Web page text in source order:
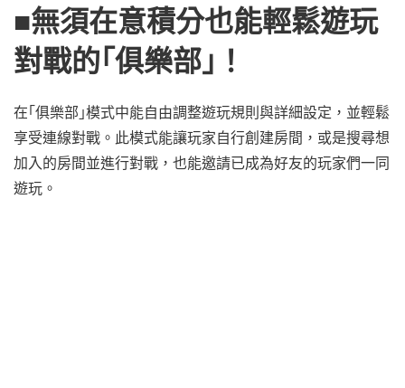
■無須在意積分也能輕鬆遊玩
對戰的｢俱樂部｣！
在｢俱樂部｣模式中能自由調整遊玩規則與詳細設定，並輕鬆
享受連線對戰。此模式能讓玩家自行創建房間，或是搜尋想
加入的房間並進行對戰，也能邀請已成為好友的玩家們一同
遊玩。